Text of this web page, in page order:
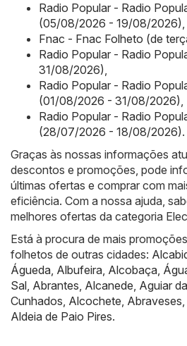
Radio Popular - Radio
(05/08/2026 - 19/08/2026),
Fnac - Fnac Folheto (de
Radio Popular - Radio
31/08/2026),
Radio Popular - Radio
(01/08/2026 - 31/08/2026),
Radio Popular - Radio
(28/07/2026 - 18/08/2026).
Graças às nossas informações
descontos e promoções, pode
últimas ofertas e comprar com
eficiência. Com a nossa ajuda,
melhores ofertas da categoria
Está à procura de mais
folhetos de outras cidades:
Águeda, Albufeira, Alcobaça,
Sal, Abrantes, Alcanede, Aguiar
Cunhados, Alcochete, Abraveses,
Aldeia de Paio Pires.